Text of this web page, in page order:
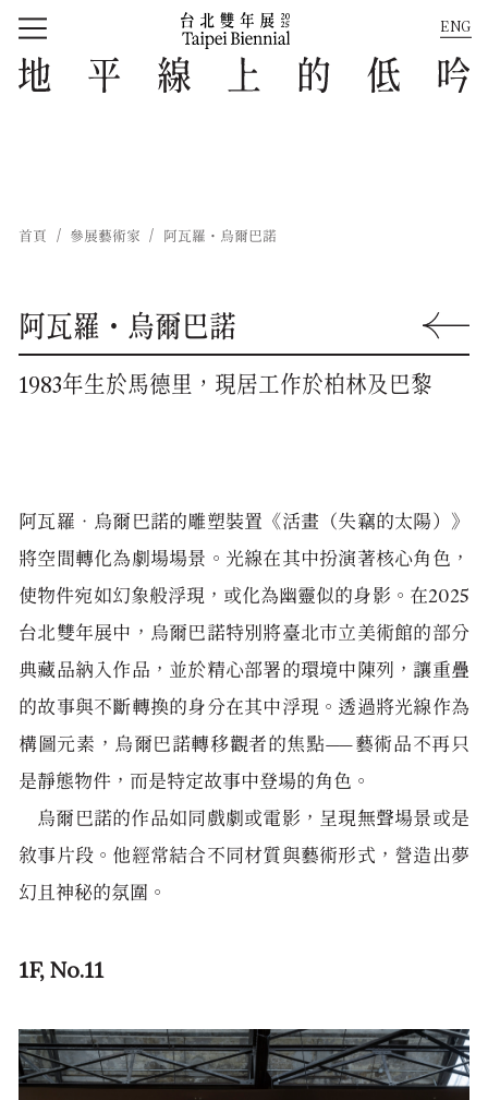
回到首頁
ENG
首頁 參展藝術家 阿瓦羅・烏爾巴諾
阿瓦羅・烏爾巴諾 回到上一
1983年生於馬德里，現居工作於柏林及巴黎
阿瓦羅‧烏爾巴諾的雕塑裝置《活畫（失竊的太陽）》
將空間轉化為劇場場景。光線在其中扮演著核心角色，
使物件宛如幻象般浮現，或化為幽靈似的身影。在2025
台北雙年展中，烏爾巴諾特別將臺北市立美術館的部分
典藏品納入作品，並於精心部署的環境中陳列，讓重疊
的故事與不斷轉換的身分在其中浮現。透過將光線作為
構圖元素，烏爾巴諾轉移觀者的焦點——藝術品不再只
是靜態物件，而是特定故事中登場的角色。
烏爾巴諾的作品如同戲劇或電影，呈現無聲場景或是
敘事片段。他經常結合不同材質與藝術形式，營造出夢
幻且神秘的氛圍。
1F, No.11